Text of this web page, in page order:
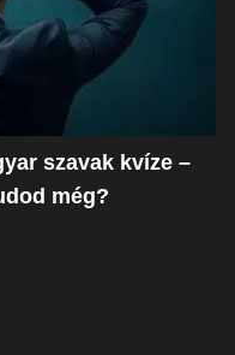
szavak kvíze –
még?